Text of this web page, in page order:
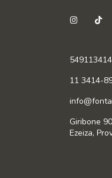
11 3414-
Giribone
Ezeiza,